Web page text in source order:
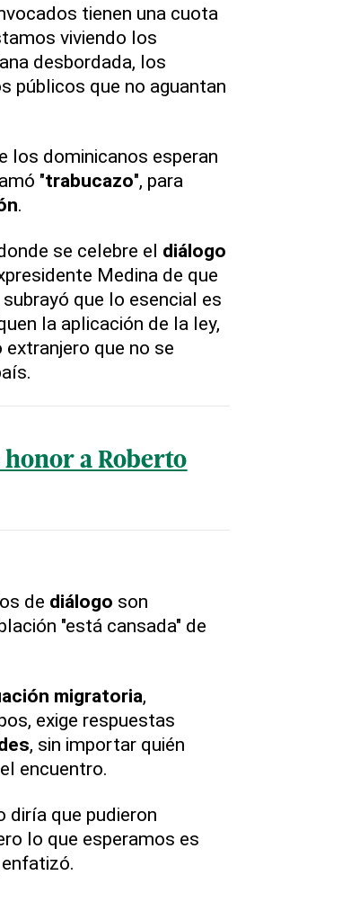
tienen una cuota
viviendo los
desbordada, los
públicos que no aguantan
los dominicanos esperan
"trabucazo", para
.
se celebre el diálogo
Medina de que
que lo esencial es
la aplicación de la ley,
extranjero que no se
a Roberto
de diálogo son
"está cansada" de
migratoria,
exige respuestas
, sin importar quién
encuentro.
diría que pudieron
lo que esperamos es
enfatizó.